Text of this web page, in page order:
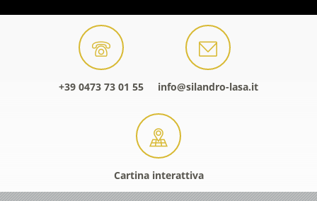
+39 0473 73 01 55 info@silandro-lasa.it
Cartina interattiva